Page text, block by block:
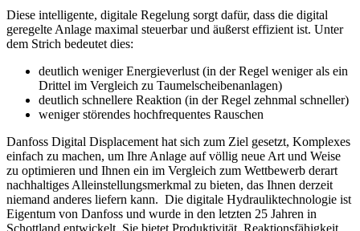
Diese intelligente, digitale Regelung sorgt dafür, dass die digital
geregelte Anlage maximal steuerbar und äußerst effizient ist. Unter
dem Strich bedeutet dies:
deutlich weniger Energieverlust (in der Regel weniger als ein
Drittel im Vergleich zu Taumelscheibenanlagen)
deutlich schnellere Reaktion (in der Regel zehnmal schneller)
weniger störendes hochfrequentes Rauschen
Danfoss Digital Displacement hat sich zum Ziel gesetzt, Komplexes
einfach zu machen, um Ihre Anlage auf völlig neue Art und Weise
zu optimieren und Ihnen ein im Vergleich zum Wettbewerb derart
nachhaltiges Alleinstellungsmerkmal zu bieten, das Ihnen derzeit
niemand anderes liefern kann. Die digitale Hydrauliktechnologie ist
Eigentum von Danfoss und wurde in den letzten 25 Jahren in